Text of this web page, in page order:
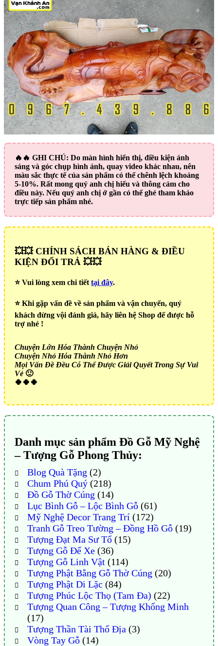
🔥🔥 GHI CHÚ: Do màn hình hiển thị, điều kiện ánh
sáng và góc chụp hình ảnh, quay video khác nhau, nên
màu sắc thực tế của sản phẩm có thể chênh lệch khoảng
5-10%. Rất mong quý anh chị hiểu và thông cảm cho
điều này. Nếu quý anh chị ở gần có thể ghé tham khảo
trực tiếp sản phẩm nhé.
💥💥 CHÍNH SÁCH BÁN HÀNG & ĐIỀU
KIỆN ĐỔI TRẢ 💥💥
⭐️ Vui lòng xem chi tiết tại đây.
⭐️ Khi gặp vấn đề về sản phẩm và vận chuyển, quý
khách đừng vội đánh giá, hãy liên hệ Shop để được hỗ
trợ nhé !
Chuyện Lớn Hóa Thành Chuyện Nhỏ
Chuyện Nhỏ Hóa Thành Nhỏ Hơn
Mọi Vấn Đề Đều Có Thể Được Giải Quyết Trong Sự Vui
Vẻ 🙂
🍀🍀🍀
Danh mục sản phẩm Đồ Gỗ Mỹ Nghệ
– Tượng Gỗ Phong Thủy:
Blog Quà Tặng (2)
Chum Phú Quý(218)
Đồ Gỗ Thờ Cúng (14)
Lục Bình Gỗ – Lộc Bình Gỗ(61)
Mỹ Nghệ Decor Trang Trí(172)
Tranh Gỗ Treo Tường – Đồng Hồ Gỗ(19)
Tượng Đạt Ma Sư Tổ(15)
Tượng Gỗ Để Xe(36)
Tượng Gỗ Linh Vật(114)
Tượng Phật Bằng Gỗ Thờ Cúng (20)
Tượng Phật Di Lặc (84)
Tượng Phúc Lộc Thọ (Tam Đa) (22)
Tượng Quan Công – Tượng Khổng Minh
(17)
Tượng Thần Tài Thổ Địa (3)
Vòng Tay Gỗ(14)